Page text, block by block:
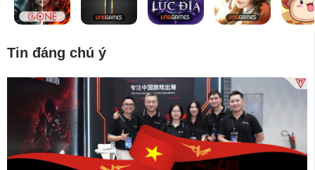
Tin đáng chú ý